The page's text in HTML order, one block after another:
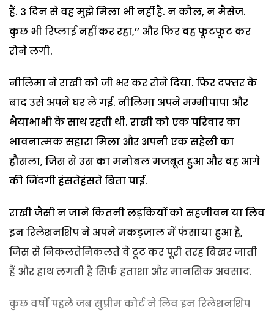
हैं. 3 दिन से वह मुझे मिला भी नहीं है. न कौल, न मैसेज.
कुछ भी रिप्लाई नहीं कर रहा,’’ और फिर वह फूटफूट कर
रोने लगी.
नीलिमा ने राखी को जी भर कर रोने दिया. फिर दफ्तर के
बाद उसे अपने घर ले गई. नीलिमा अपने मम्मीपापा और
भैयाभाभी के साथ रहती थी. राखी को एक परिवार का
भावनात्मक सहारा मिला और अपनी एक सहेली का
हौसला, जिस से उस का मनोबल मजबूत हुआ और वह आगे
की जिंदगी हंसतेहंसते बिता पाई.
राखी जैसी न जाने कितनी लड़कियों को सहजीवन या लिव
इन रिलेशनशिप ने अपने मकड़जाल में फंसाया हुआ है,
जिस से निकलतेनिकलते वे टूट कर पूरी तरह बिखर जाती
हैं और हाथ लगती है सिर्फ हताशा और मानसिक अवसाद.
कुछ वर्षों पहले जब सुप्रीम कोर्ट ने लिव इन रिलेशनशिप